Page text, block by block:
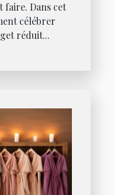
faire. Dans cet
célébrer
réduit...